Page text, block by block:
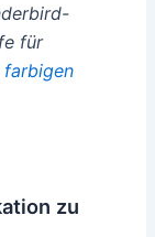
für
farbigen
zu